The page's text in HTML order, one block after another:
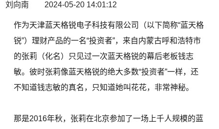
刘向南 2024-05-20 14:01:12
作为天津蓝天格锐电子科技有限公司（以下简称“蓝天格
锐”）理财产品的一名“投资者”，来自内蒙古呼和浩特市
的张莉（化名）只见过一次蓝天格锐的幕后老板钱志
敏。彼时张莉像蓝天格锐的绝大多数“投资者”一样，还
不知道钱志敏的真名，只知道她叫花花，非常神秘。
那是2016年秋，张莉在北京参加了一场上千人规模的蓝